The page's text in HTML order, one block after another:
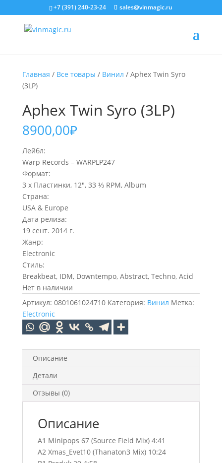
+7 (391) 240-23-24 sales@vinmagic.ru
Главная / Все товары / Винил / Aphex Twin Syro
(3LP)
Aphex Twin Syro (3LP)
8900,00₽
Лейбл:
Warp Records – WARPLP247
Формат:
3 x Пластинки, 12″, 33 ⅓ RPM, Album
Страна:
USA & Europe
Дата релиза:
19 сент. 2014 г.
Жанр:
Electronic
Стиль:
Breakbeat, IDM, Downtempo, Abstract, Techno, Acid
Нет в наличии
Артикул: 0801061024710 Категория: Винил Метка:
Electronic
Описание
Детали
Отзывы (0)
Описание
A1 Minipops 67 (Source Field Mix) 4:41
A2 Xmas_Evet10 (Thanaton3 Mix) 10:24